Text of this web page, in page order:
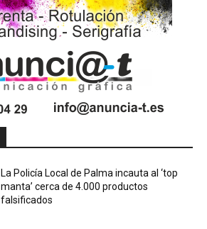
La Policía Local de Palma incauta al ‘top
manta’ cerca de 4.000 productos
falsificados